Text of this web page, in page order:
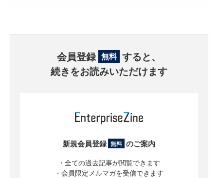
会員登録 無料 すると、
続きをお読みいただけます
新規会員登録 無料 のご案内
・全ての過去記事が閲覧できます
・会員限定メルマガを受信できます